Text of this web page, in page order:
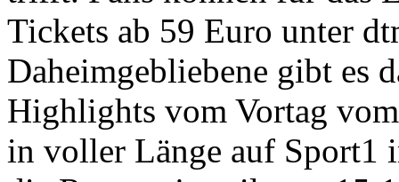
Tickets ab 59 Euro unter
Daheimgebliebene gibt es
Highlights vom Vortag
in voller Länge auf Sport1